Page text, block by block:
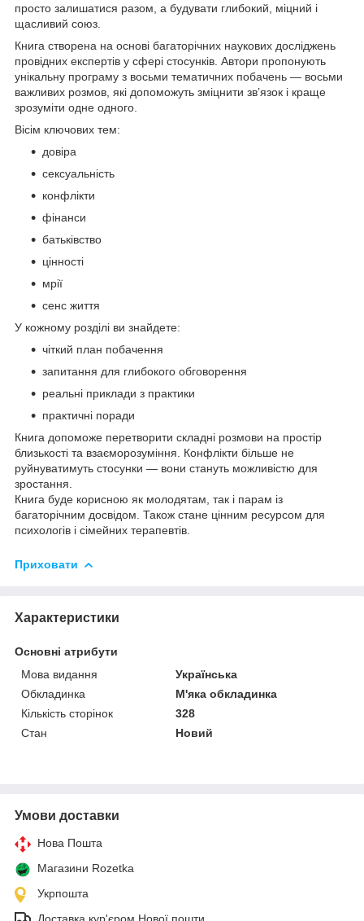
просто залишатися разом, а будувати глибокий, міцний і
щасливий союз.
Книга створена на основі багаторічних наукових досліджень
провідних експертів у сфері стосунків. Автори пропонують
унікальну програму з восьми тематичних побачень — восьми
важливих розмов, які допоможуть зміцнити зв’язок і краще
зрозуміти одне одного.
Вісім ключових тем:
довіра
сексуальність
конфлікти
фінанси
батьківство
цінності
мрії
сенс життя
У кожному розділі ви знайдете:
чіткий план побачення
запитання для глибокого обговорення
реальні приклади з практики
практичні поради
Книга допоможе перетворити складні розмови на простір
близькості та взаєморозуміння. Конфлікти більше не
руйнуватимуть стосунки — вони стануть можливістю для
зростання.
Книга буде корисною як молодятам, так і парам із
багаторічним досвідом. Також стане цінним ресурсом для
психологів і сімейних терапевтів.
Приховати
Характеристики
Основні атрибути
Мова видання
Українська
Обкладинка
М'яка обкладинка
Кількість сторінок
328
Стан
Новий
Умови доставки
Нова Пошта
Магазини Rozetka
Укрпошта
Доставка кур'єром Нової пошти